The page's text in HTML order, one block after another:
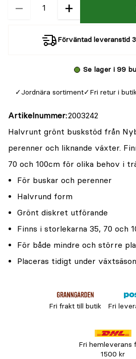
−
Kvantitet +
Förväntad leveranstid
Se lager i 99
Jordnära sortiment Fri retur i
Artikelnummer 2003242
Halvrunt grönt buskstöd från
perenner och liknande växter.
70 och 100cm för olika behov i
För buskar och perenner
Halvrund form
Grönt diskret utförande
Finns i storlekarna 35, 70 och
För både mindre och större
Placeras tidigt under
Fri frakt till butik
Fri
Fri hemleverans
1500 kr